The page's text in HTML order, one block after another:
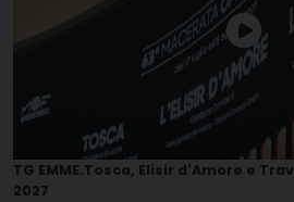
TG EMME.Tosca, Elisir d'Amore e
2027